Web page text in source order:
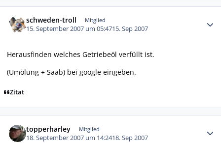
schweden-troll Mitglied
15. September 2007 um 05:4715. Sep 2007
Herausfinden welches Getriebeöl verfüllt ist.
(Umölung + Saab) bei google eingeben.
Zitat
topperharley Mitglied
18. September 2007 um 14:2418. Sep 2007